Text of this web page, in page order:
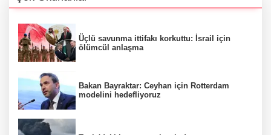
Üçlü savunma ittifakı korkuttu: İsrail için
ölümcül anlaşma
Bakan Bayraktar: Ceyhan için Rotterdam
modelini hedefliyoruz